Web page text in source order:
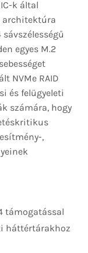
k által
architektúra
egyes M.2
NVMe RAID
és felügyeleti
számára, hogy
,
támogatással
háttértárakhoz